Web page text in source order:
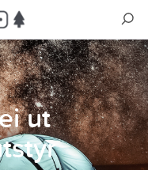
ut